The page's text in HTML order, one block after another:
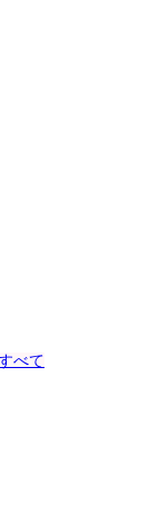
べて